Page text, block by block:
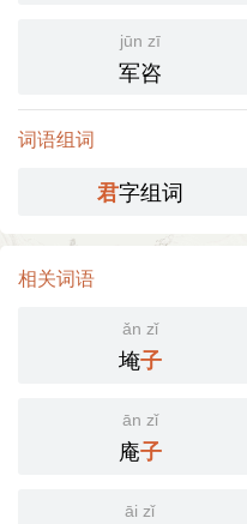
jūn zī
军咨
词语组词
君字组词
相关词语
ǎn zǐ
埯子
ān zǐ
庵子
āi zǐ